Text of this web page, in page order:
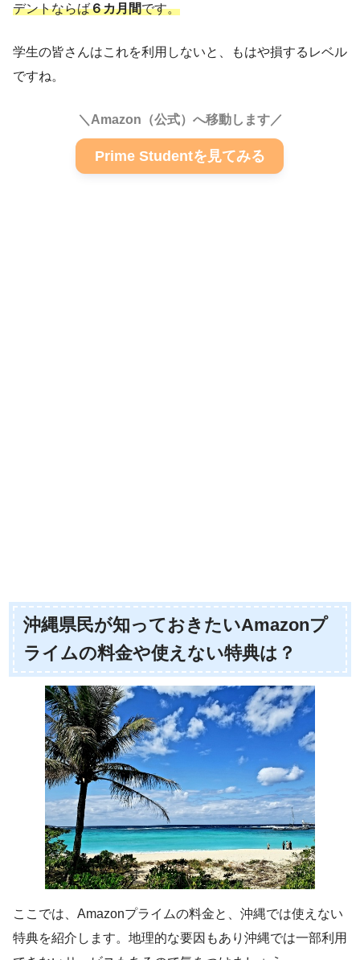
デントならば６カ月間です。
学生の皆さんはこれを利用しないと、もはや損するレベル
ですね。
＼Amazon（公式）へ移動します／
Prime Studentを見てみる
沖縄県民が知っておきたいAmazonプ
ライムの料金や使えない特典は？
ここでは、Amazonプライムの料金と、沖縄では使えない
特典を紹介します。地理的な要因もあり沖縄では一部利用